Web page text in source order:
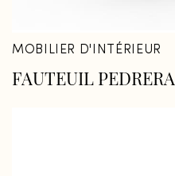
MOBILIER D'INTÉRIEUR
FAUTEUIL PEDRERA